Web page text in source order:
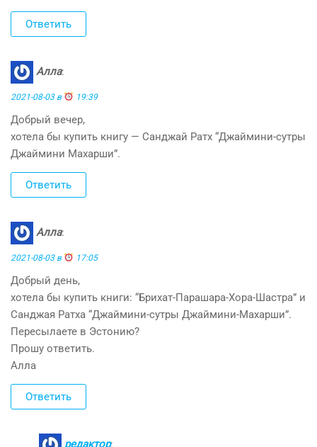
Ответить
Алла:
2021-08-03 в 19:39
Добрый вечер,
хотела бы купить книгу — Санджай Ратх “Джаймини-сутры
Джаймини Махарши”.
Ответить
Алла:
2021-08-03 в 17:05
Добрый день,
хотела бы купить книги: “Брихат-Парашара-Хора-Шастра” и
Санджая Ратха “Джаймини-сутры Джаймини-Махарши”.
Пересылаете в Эстонию?
Прошу ответить.
Алла
Ответить
редактор: